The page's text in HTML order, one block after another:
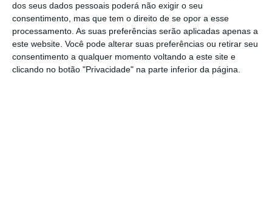
dos seus dados pessoais poderá não exigir o seu
consentimento, mas que tem o direito de se opor a esse
processamento. As suas preferências serão aplicadas apenas a
este website. Você pode alterar suas preferências ou retirar seu
consentimento a qualquer momento voltando a este site e
clicando no botão "Privacidade" na parte inferior da página.
dos passageiros aéreos, o passageiro pode escolher
entre o reembolso do bilhete, o reencaminhamento
para outro voo ou o regresso ao ponto de partida.
A Comissão Europeia reforça isso mesmo nas linhas